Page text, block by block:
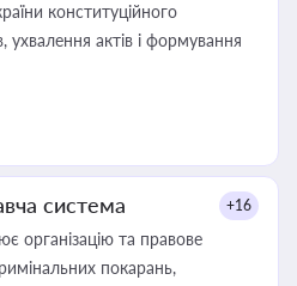
конституційного
актів і формування
система +16
організацію та правове
покарань,